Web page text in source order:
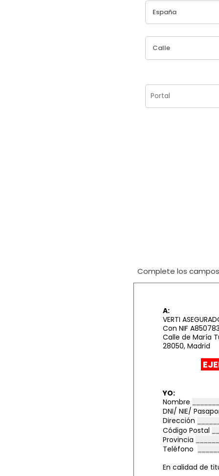
Complete los
A:
VERTI
Con NIF
Calle de María
28050, Madrid
YO:
Nombre
DNI/ NIE/
Dirección
Código Postal
Provincia
Teléfono
En calidad de